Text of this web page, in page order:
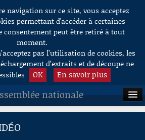
navigation sur ce site, vous acceptez
permettant d'accéder à certaines
consentement peut être retiré à tout
moment.
pas l’utilisation de cookies, les
d’extraits et de découpe ne
OK En savoir plus
nationale